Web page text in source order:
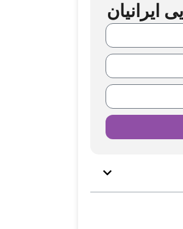
ایرانیان